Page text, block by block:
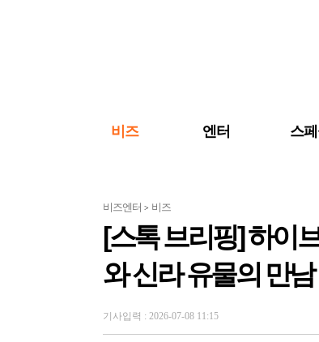
비즈 엔터 스
비즈엔터 > 비즈
[스톡 브리핑] 하이
와 신라 유물의 만남
기사입력 : 2026-07-08 11:15